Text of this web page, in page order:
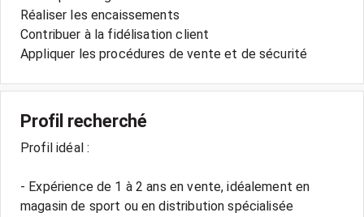
Réaliser les encaissements
Contribuer à la fidélisation client
Appliquer les procédures de vente et de sécurité
Profil recherché
Profil idéal :
- Expérience de 1 à 2 ans en vente, idéalement en
magasin de sport ou en distribution spécialisée